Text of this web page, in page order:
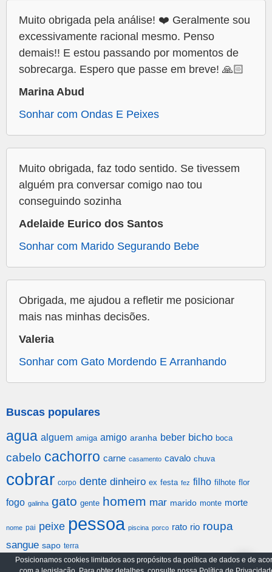
Muito obrigada pela análise! ❤️ Geralmente sou
excessivamente racional mesmo. Penso
demais!! E estou passando por momentos de
sobrecarga. Espero que passe em breve! 🙏🏻
Marina Abud
Sonhar com Ondas E Peixes
Muito obrigada, faz todo sentido. Se tivessem
alguém pra conversar comigo nao tou
conseguindo sozinha
Adelaide Eurico dos Santos
Sonhar com Marido Segurando Bebe
Obrigada, me ajudou a refletir me posicionar
mais nas minhas decisões.
Valeria
Sonhar com Gato Mordendo E Arranhando
Buscas populares
agua alguem amiga amigo aranha beber bicho boca
cabelo cachorro carne casamento cavalo chuva
cobrar corpo dente dinheiro ex festa fez filho filhote flor
fogo galinha gato gente homem mar marido monte morte
nome pai peixe pessoa piscina porco rato rio roupa
sangue sapo terra
Posicionamos cookies limitados aos propósitos da política de dados e de